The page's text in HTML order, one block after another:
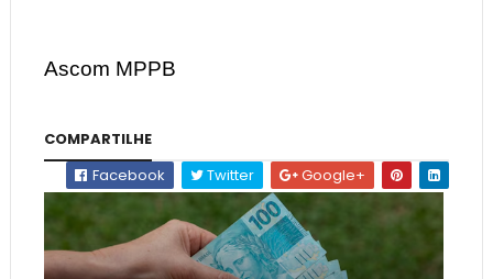
Ascom MPPB
COMPARTILHE
Facebook
Twitter Google+